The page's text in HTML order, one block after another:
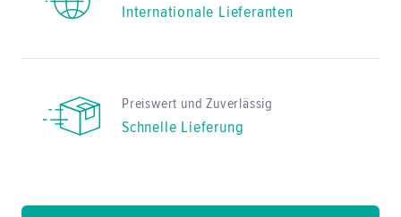
Internationale Lieferanten
Schnelle Lieferung
Preiswert und Zuverlässig